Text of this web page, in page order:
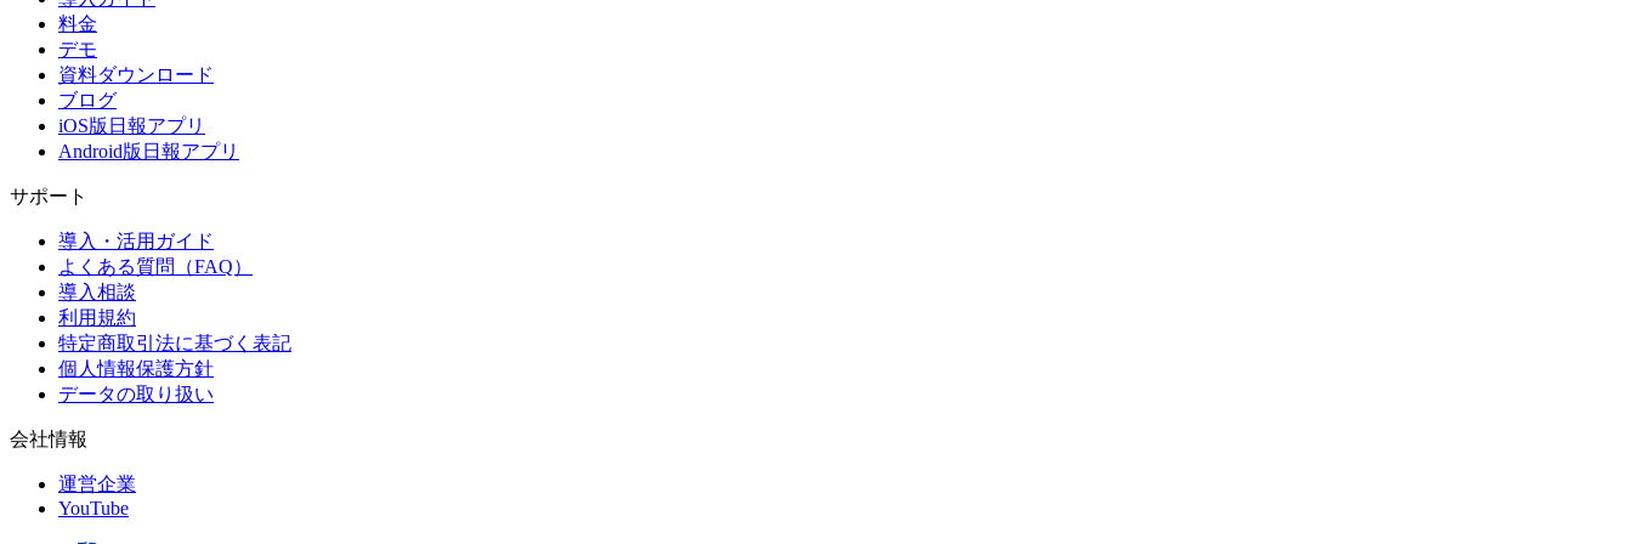
料金
デモ
資料ダウンロード
ブログ
iOS版日報アプリ
Android版日報アプリ
サポート
導入・活用ガイド
よくある質問（FAQ）
導入相談
利用規約
特定商取引法に基づく表記
個人情報保護方針
データの取り扱い
会社情報
運営企業
YouTube